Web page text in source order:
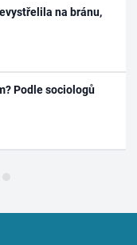
na bránu,
Podle sociologů